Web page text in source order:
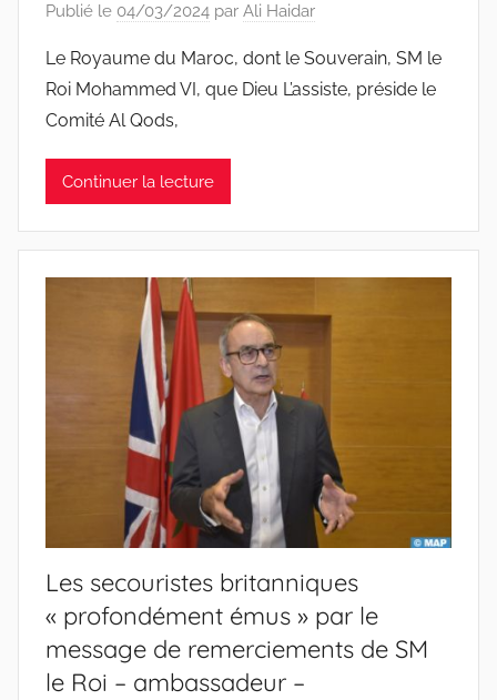
Publié le 04/03/2024 par Ali Haidar
Le Royaume du Maroc, dont le Souverain, SM le
Roi Mohammed VI, que Dieu L’assiste, préside le
Comité Al Qods,
Continuer la lecture
Les secouristes britanniques
« profondément émus » par le
message de remerciements de SM
le Roi – ambassadeur –